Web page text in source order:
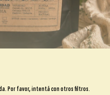
Por favor, intentá con otros filtros.